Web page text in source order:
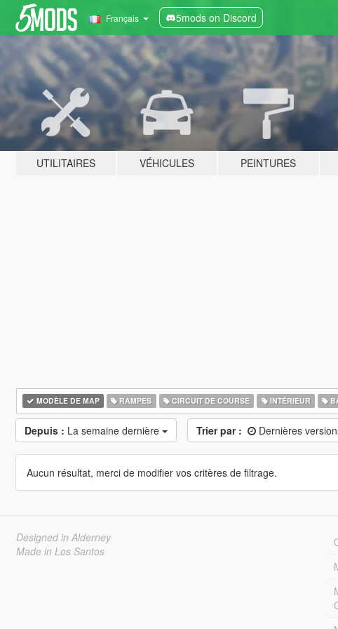
Français 5mods on Discord
UTILITAIRES VÉHICULES PEINTURES
MODÈLE DE MAP RAMPES CIRCUIT DE COURSE INTÉRIEUR
Depuis : La semaine dernière Trier par : Dernières
Aucun résultat, merci de modifier vos critères de filtrage.
Designed in Alderney
Made in Los Santos